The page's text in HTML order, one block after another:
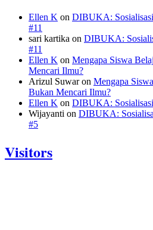
Ellen K on DIBUKA:
#11
sari kartika on DIBUKA:
#11
Ellen K on Mengapa Siswa
Mencari Ilmu?
Arizul Suwaron Mengapa
Bukan Mencari Ilmu?
Ellen K on DIBUKA:
Wijayanti on DIBUKA:
#5
Visitors